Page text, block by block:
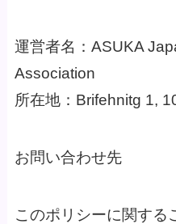
運営者名：ASUKA
Association
所在地：Brifehnitg 1,
お問い合わせ先
このポリシーに関する